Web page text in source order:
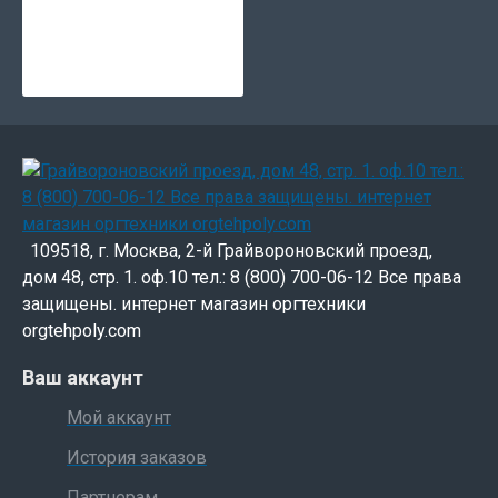
чертежей, синек, генпланов, изображений
цветных.
Компания Colortrac разработала прогрессивную
конструкцию привода по схеме 2+3 ролика
(Active Paper Transport - APT). Она гарантирует
надежный контакт носителя со стеклом и работу
сканера с любыми типами носителей, от тонкой
кнопки переводит сканер в режим сканирования
оригиналов толщиной до (0.8") 20 мм.
109518, г. Москва, 2-й Грайвороновский проезд,
дом 48, стр. 1. оф.10 тел.: 8 (800) 700-06-12 Все права
защищены. интернет магазин оргтехники
orgtehpoly.com
Ваш аккаунт
Мой аккаунт
История заказов